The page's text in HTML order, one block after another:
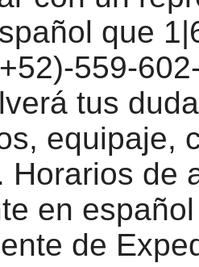
que
559-
tus
equipaje,
Horarios de
en
de